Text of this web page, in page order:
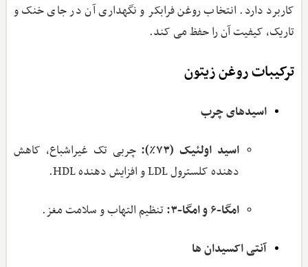
کاربرد دارد. انتخاب روغن فرابکر و نگهداری آن در جای خنک و
تاریک، کیفیت آن را حفظ می‌ کند.
ترکیبات روغن زیتون
اسیدهای چرب
اسید اولئیک (۷۳٪):
چربی تک غیراشباع، کاهش
دهنده کلسترول LDL و افزایش دهنده HDL.
امگا-۶ و امگا-۳:
تنظیم التهاب و سلامت مغز.
آنتی ‌اکسیدان‌ ها